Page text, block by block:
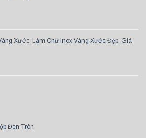
Xước, Làm Chữ Inox Vàng Xước Đẹp, Giá
Đèn Tròn